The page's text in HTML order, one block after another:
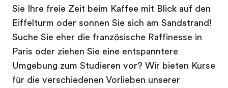
Sie Ihre freie Zeit beim Kaffee mit Blick auf den
Eiffelturm oder sonnen Sie sich am Sandstrand!
Suche Sie eher die französische Raffinesse in
Paris oder ziehen Sie eine entspanntere
Umgebung zum Studieren vor? Wir bieten Kurse
für die verschiedenen Vorlieben unserer